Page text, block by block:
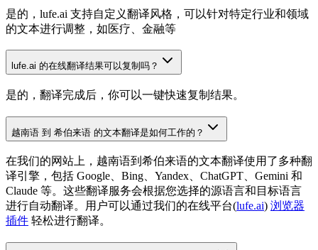
是的，lufe.ai 支持自定义翻译风格，可以针对特定行业和领域
的文本进行调整，如医疗、金融等
lufe.ai 的在线翻译结果可以复制吗？
是的，翻译完成后，你可以一键快速复制结果。
越南语 到 希伯来语 的文本翻译是如何工作的？
在我们的网站上，越南语到希伯来语的文本翻译使用了多种翻
译引擎，包括 Google、Bing、Yandex、ChatGPT、Gemini 和
Claude 等。这些翻译服务会根据您选择的源语言和目标语言
进行自动翻译。用户可以通过我们的在线平台(lufe.ai) 浏览器
插件 轻松进行翻译。